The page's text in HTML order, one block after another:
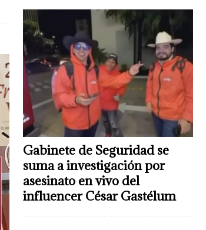
Gabinete de Seguridad se
suma a investigación por
asesinato en vivo del
influencer César Gastélum